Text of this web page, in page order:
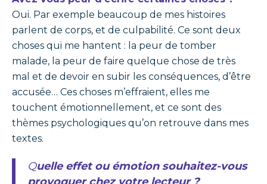
Oui. Par exemple beaucoup de mes histoires
parlent de corps, et de culpabilité. Ce sont deux
choses qui me hantent : la peur de tomber
malade, la peur de faire quelque chose de très
mal et de devoir en subir les conséquences, d’être
accusée… Ces choses m’effraient, elles me
touchent émotionnellement, et ce sont des
thèmes psychologiques qu’on retrouve dans mes
textes.
Quelle effet ou émotion souhaitez-vous
provoquer chez votre lecteur ?